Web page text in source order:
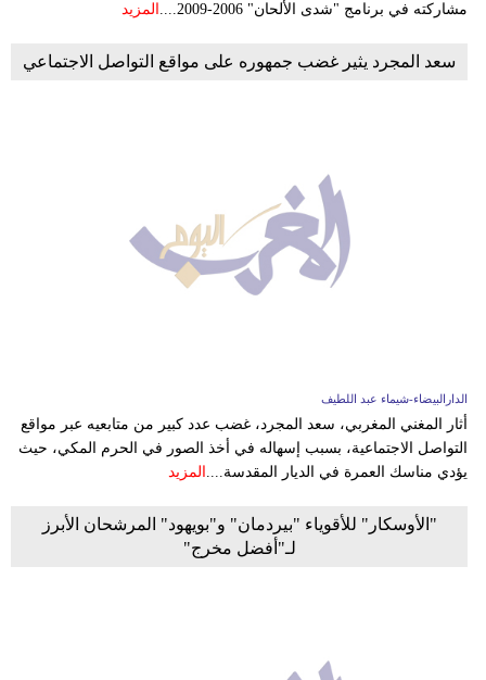
مشاركته في برنامج "شدى الألحان" 2006-2009....
المزيد
سعد المجرد يثير غضب جمهوره على مواقع التواصل الاجتماعي
الدارالبيضاء-شيماء عبد اللطيف
أثار المغني المغربي، سعد المجرد، غضب عدد كبير من متابعيه عبر مواقع
التواصل الاجتماعية، بسبب إسهاله في أخذ الصور في الحرم المكي، حيث
يؤدي مناسك العمرة في الديار المقدسة.... المزيد
"الأوسكار" للأقوياء "بيردمان" و"بويهود" المرشحان الأبرز
لـ"أفضل مخرج"